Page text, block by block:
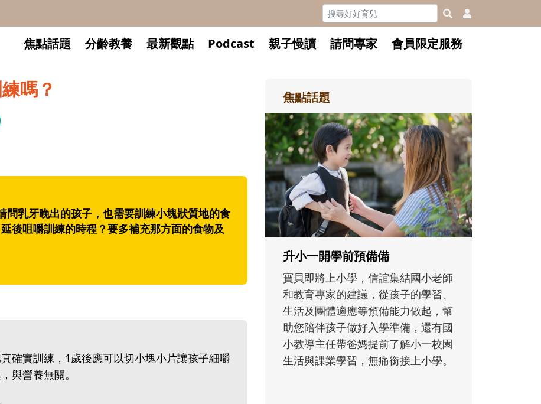
焦點話題 分齡教養 最新觀點 Podcast 親子慢讀 請問專家 會員限定服務
嗎？
問乳牙晚出的孩子，也需要訓練小塊狀質地的食
後咀嚼訓練的時程？要多補充那方面的食物及
確實訓練，1歲後應可以切小塊小片讓孩子細嚼
與營養無關。
焦點話題
寶貝即將上小學，信誼集結國小老師
生活與課業學習，無痛銜接上小學。
和孩子一起長大的那個男人│讀
懂父親的不同模樣
沒有人天生就擅長當爸爸！男人總是
在一次次「前所未有」的體驗中，跟
著孩子一起長大。從給予安全感的肢
體遊戲，到獨立自主、角色認同及解
決問題的能力養成。爸爸正嘗試用不
同的模樣，參與孩子每個重要的成長
歷程。